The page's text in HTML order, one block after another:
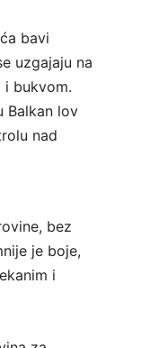
bavi
uzgajaju na
i bukvom.
Balkan lov
nad
bez
je boje,
i